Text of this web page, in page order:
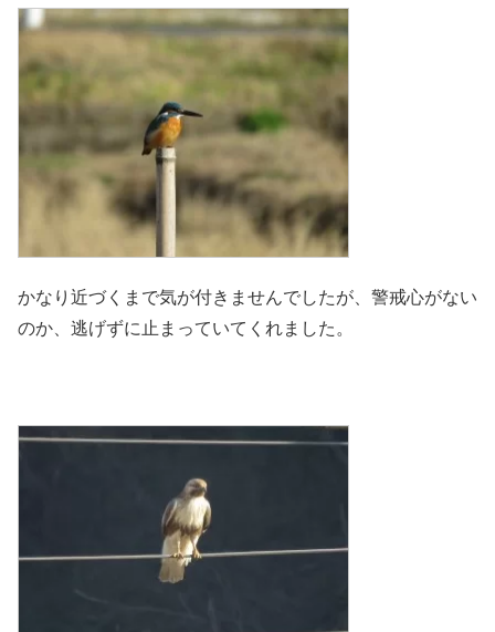
かなり近づくまで気が付きませんでしたが、警戒心がない
のか、逃げずに止まっていてくれました。